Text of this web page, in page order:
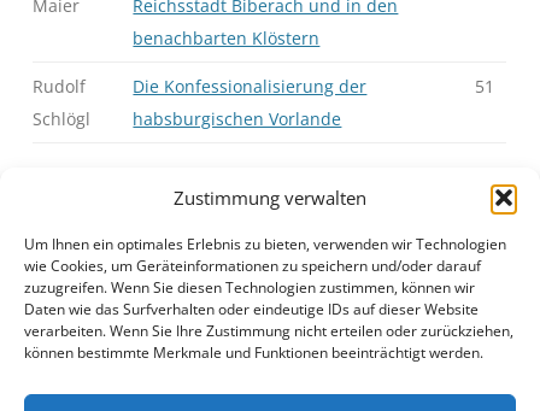
Zustimmung verwalten
Um Ihnen ein optimales Erlebnis zu bieten, verwenden wir Technologien
wie Cookies, um Geräteinformationen zu speichern und/oder darauf
zuzugreifen. Wenn Sie diesen Technologien zustimmen, können wir
Daten wie das Surfverhalten oder eindeutige IDs auf dieser Website
verarbeiten. Wenn Sie Ihre Zustimmung nicht erteilen oder zurückziehen,
können bestimmte Merkmale und Funktionen beeinträchtigt werden.
Maier
Reichsstadt Biberach und in den
benachbarten Klöstern
Rudolf
Schlögl
Die Konfessionalisierung der
habsburgischen Vorlande
51
J22S1S01.pdf Anzeigen|Download